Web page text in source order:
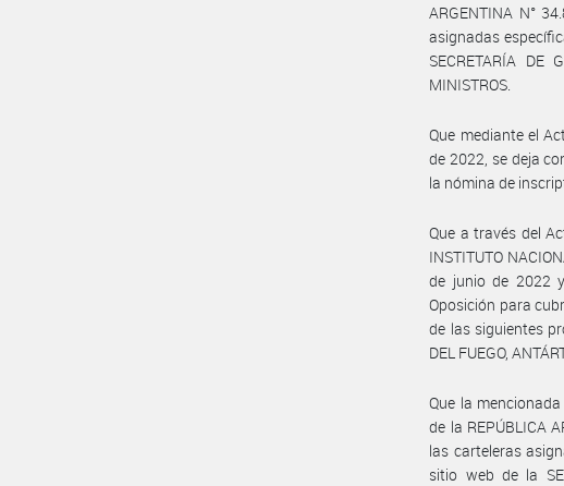
ARGENTINA N°
asignadas
SECRETARÍA DE
MINISTROS.
Que mediante el
de 2022, se deja
la nómina de
Que a través del
INSTITUTO
de junio de 2022
Oposición para
de las siguientes
DEL FUEGO,
Que la
de la REPÚBLICA
las carteleras
sitio web de la